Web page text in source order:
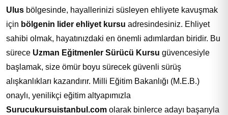
Ulus bölgesinde, hayallerinizi süsleyen ehliyete kavuşmak
için bölgenin lider ehliyet kursu adresindesiniz. Ehliyet
sahibi olmak, hayatınızdaki en önemli adımlardan biridir. Bu
sürece Uzman Eğitmenler Sürücü Kursu güvencesiyle
başlamak, size ömür boyu sürecek güvenli sürüş
alışkanlıkları kazandırır. Milli Eğitim Bakanlığı (M.E.B.)
onaylı, yenilikçi eğitim altyapımızla
Surucukursuistanbul.com olarak binlerce adayı başarıyla